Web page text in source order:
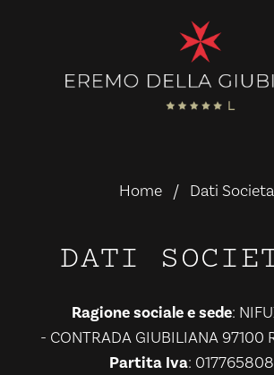
Home Dati
DATI
Ragione sociale e sede:
- CONTRADA GIUBILIANA 97100
Partita Iva: